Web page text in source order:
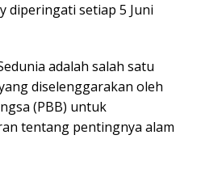
diperingati setiap 5 Juni
adalah salah satu
diselenggarakan oleh
(PBB) untuk
tentang pentingnya alam